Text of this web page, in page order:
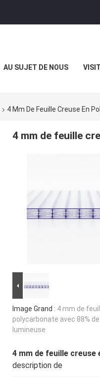
AU SUJET DE NOUS
4 Mm De Feuille Creuse En
4 mm de feuille
Image Grand : 4 mm de
polycarbonate avec 88%
lumineuse
4 mm de feuille creuse
description de